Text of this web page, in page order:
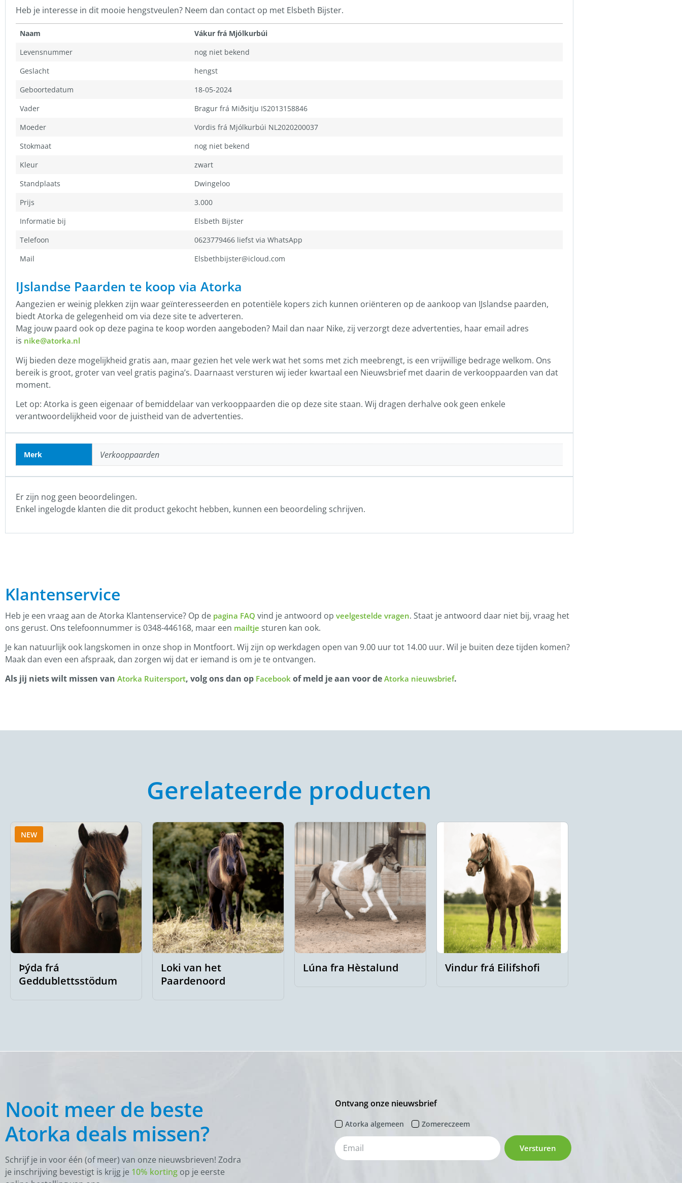
Heb je interesse in dit mooie hengstveulen? Neem dan contact op met Elsbeth Bijster.
Naam
Vákur frá Mjólkurbúi
Levensnummer
nog niet bekend
Geslacht
hengst
Geboortedatum
18-05-2024
Vader
Bragur frá Miðsitju IS2013158846
Moeder
Vordis frá Mjólkurbúi NL2020200037
Stokmaat
nog niet bekend
Kleur
zwart
Standplaats
Dwingeloo
Prijs
3.000
Informatie bij
Elsbeth Bijster
Telefoon
0623779466 liefst via WhatsApp
Mail
Elsbethbijster@icloud.com
IJslandse Paarden te koop via Atorka
Aangezien er weinig plekken zijn waar geïnteresseerden en potentiële kopers zich kunnen oriënteren op de aankoop van IJslandse paarden,
biedt Atorka de gelegenheid om via deze site te adverteren.
Mag jouw paard ook op deze pagina te koop worden aangeboden? Mail dan naar Nike, zij verzorgt deze advertenties, haar email adres
is nike@atorka.nl
Wij bieden deze mogelijkheid gratis aan, maar gezien het vele werk wat het soms met zich meebrengt, is een vrijwillige bedrage welkom. Ons
bereik is groot, groter van veel gratis pagina’s. Daarnaast versturen wij ieder kwartaal een Nieuwsbrief met daarin de verkooppaarden van dat
moment.
Let op: Atorka is geen eigenaar of bemiddelaar van verkooppaarden die op deze site staan. Wij dragen derhalve ook geen enkele
verantwoordelijkheid voor de juistheid van de advertenties.
Merk Verkooppaarden
Er zijn nog geen beoordelingen.
Enkel ingelogde klanten die dit product gekocht hebben, kunnen een beoordeling schrijven.
Klantenservice
Heb je een vraag aan de Atorka Klantenservice? Op de pagina FAQ vind je antwoord op veelgestelde vragen. Staat je antwoord daar niet bij, vraag het
ons gerust. Ons telefoonnummer is 0348-446168, maar een mailtje sturen kan ook.
Je kan natuurlijk ook langskomen in onze shop in Montfoort. Wij zijn op werkdagen open van 9.00 uur tot 14.00 uur. Wil je buiten deze tijden komen?
Maak dan even een afspraak, dan zorgen wij dat er iemand is om je te ontvangen.
Als jij niets wilt missen van Atorka Ruitersport, volg ons dan op Facebook of meld je aan voor de Atorka nieuwsbrief.
Gerelateerde producten
NEW
Þýda frá
Geddublettsstödum
Loki van het
Paardenoord
Lúna fra Hèstalund Vindur frá Eilifshofi
Nooit meer de beste
Atorka deals missen?
Schrijf je in voor één (of meer) van onze nieuwsbrieven! Zodra
je inschrijving bevestigt is krijg je 10% korting op je eerste
Ontvang onze nieuwsbrief
Atorka algemeen Zomereczeem
Versturen